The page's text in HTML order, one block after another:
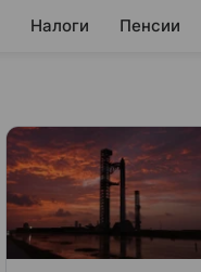
Налоги Пенсии